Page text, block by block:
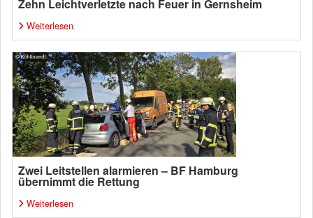
Zehn Leichtverletzte nach Feuer in Gernsheim
Weiterlesen
Zwei Leitstellen alarmieren – BF Hamburg
übernimmt die Rettung
Weiterlesen